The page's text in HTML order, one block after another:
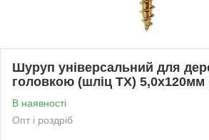
Шуруп універсальний для
головкою (шліц TX) 5,0х120мм
В наявності
Опт і роздріб